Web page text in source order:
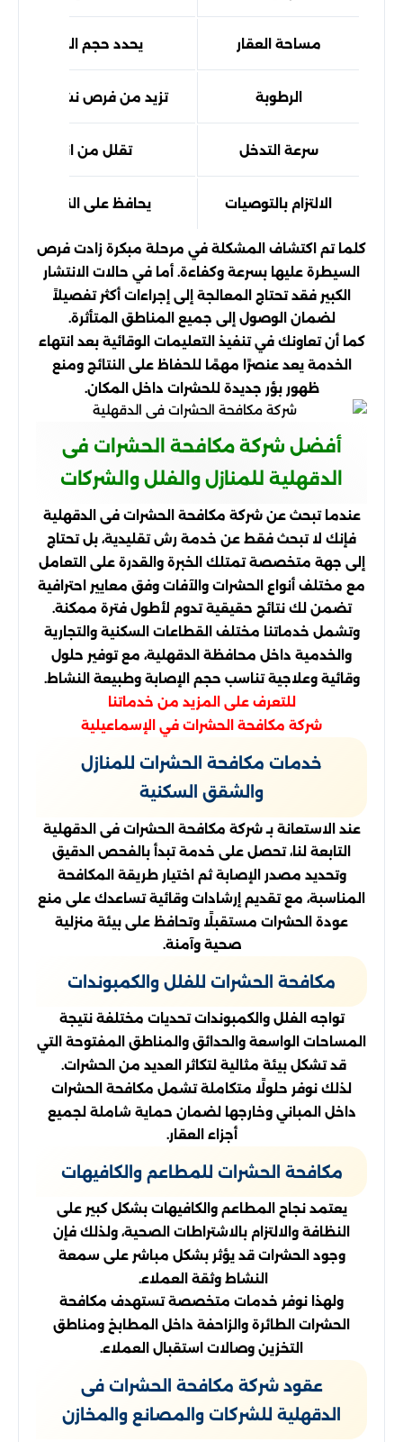
مساحة العقار يحدد حجم العمل
الرطوبة تزيد من فرص نشاط بعض
سرعة التدخل تقلل من انتشار
الالتزام بالتوصيات يحافظ على النتائج
كلما تم اكتشاف المشكلة في مرحلة مبكرة زادت فرص
السيطرة عليها بسرعة وكفاءة. أما في حالات الانتشار
الكبير فقد تحتاج المعالجة إلى إجراءات أكثر تفصيلاً
لضمان الوصول إلى جميع المناطق المتأثرة.
كما أن تعاونك في تنفيذ التعليمات الوقائية بعد انتهاء
الخدمة يعد عنصرًا مهمًا للحفاظ على النتائج ومنع
ظهور بؤر جديدة للحشرات داخل المكان.
أفضل شركة مكافحة الحشرات فى
الدقهلية للمنازل والفلل والشركات
عندما تبحث عن شركة مكافحة الحشرات فى الدقهلية
فإنك لا تبحث فقط عن خدمة رش تقليدية، بل تحتاج
إلى جهة متخصصة تمتلك الخبرة والقدرة على التعامل
مع مختلف أنواع الحشرات والآفات وفق معايير احترافية
تضمن لك نتائج حقيقية تدوم لأطول فترة ممكنة.
وتشمل خدماتنا مختلف القطاعات السكنية والتجارية
والخدمية داخل محافظة الدقهلية، مع توفير حلول
وقائية وعلاجية تناسب حجم الإصابة وطبيعة النشاط.
للتعرف على المزيد من خدماتنا
شركة مكافحة الحشرات في الإسماعيلية
خدمات مكافحة الحشرات للمنازل
والشقق السكنية
عند الاستعانة بـ شركة مكافحة الحشرات فى الدقهلية
التابعة لنا، تحصل على خدمة تبدأ بالفحص الدقيق
وتحديد مصدر الإصابة ثم اختيار طريقة المكافحة
المناسبة، مع تقديم إرشادات وقائية تساعدك على منع
عودة الحشرات مستقبلًا وتحافظ على بيئة منزلية
صحية وآمنة.
مكافحة الحشرات للفلل والكمبوندات
تواجه الفلل والكمبوندات تحديات مختلفة نتيجة
المساحات الواسعة والحدائق والمناطق المفتوحة التي
قد تشكل بيئة مثالية لتكاثر العديد من الحشرات.
لذلك نوفر حلولًا متكاملة تشمل مكافحة الحشرات
داخل المباني وخارجها لضمان حماية شاملة لجميع
أجزاء العقار.
مكافحة الحشرات للمطاعم والكافيهات
يعتمد نجاح المطاعم والكافيهات بشكل كبير على
النظافة والالتزام بالاشتراطات الصحية، ولذلك فإن
وجود الحشرات قد يؤثر بشكل مباشر على سمعة
النشاط وثقة العملاء.
ولهذا نوفر خدمات متخصصة تستهدف مكافحة
الحشرات الطائرة والزاحفة داخل المطابخ ومناطق
التخزين وصالات استقبال العملاء.
عقود شركة مكافحة الحشرات فى
الدقهلية للشركات والمصانع والمخازن